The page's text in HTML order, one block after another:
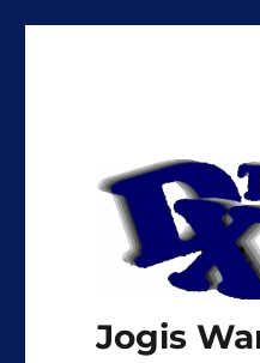
Jogis